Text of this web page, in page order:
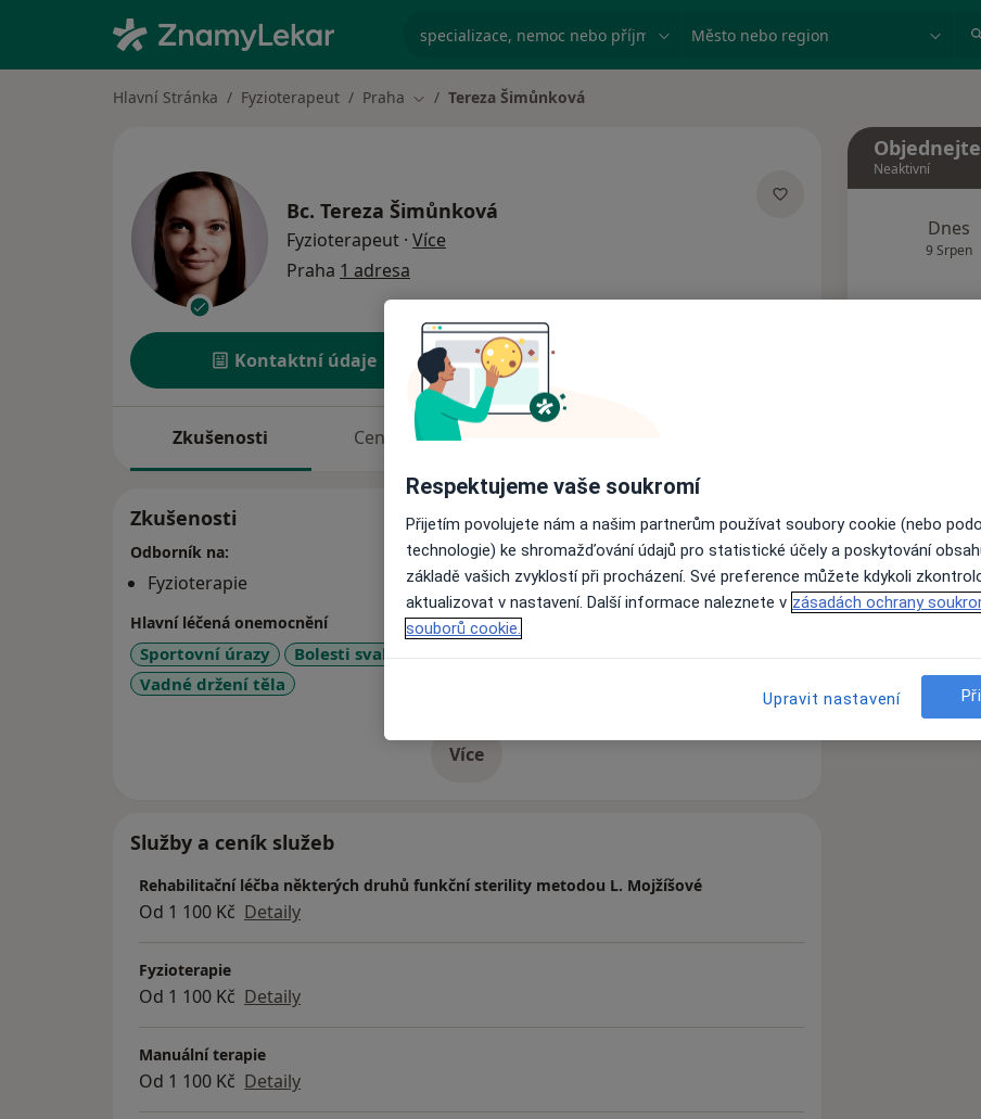
specializace, nemoc nebo příjmení Město nebo region
Hlavní Stránka Fyzioterapeut Praha Změna města
Tereza Šimůnková
Bc. Tereza Šimůnková
Fyzioterapeut · Více
Praha 1 adresa
Kontaktní údaje
Zkušenosti Ceník
Zkušenosti
Odborník na:
Fyzioterapie
Hlavní léčená onemocnění
Sportovní úrazy Bolesti svalů
Vadné držení těla
Víceo zkušenostech
Služby a ceník služeb
Rehabilitační léčba některých druhů funkční sterility metodou L. Mojžíšové
Od 1 100 Kč Detaily
Fyzioterapie
Od 1 100 Kč Detaily
Manuální terapie
Od 1 100 Kč Detaily
Neaktivní
Dnes
9 Srpen
Respektujeme vaše soukromí
Přijetím povolujete nám a našim partnerům používat soubory cookie (nebo
technologie) ke shromažďování údajů pro statistické účely a poskytování
základě vašich zvyklostí při procházení. Své preference můžete kdykoli
aktualizovat v nastavení. Další informace naleznete v zásadách ochrany
souborů cookie.
Upravit nastavení